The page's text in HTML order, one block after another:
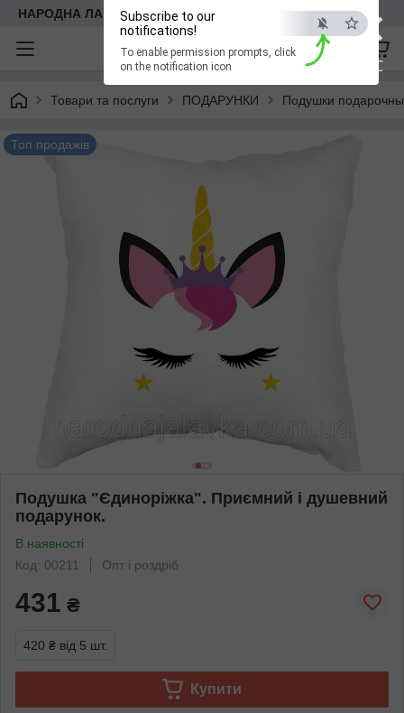
×
ESC
Subscribe to our
notifications!
To enable permission prompts, click
on the notification icon
НАРОДНА ЛАВКА
Товари та послуги ПОДАРУНКИ Подушки
Топ продажів
Подушка "Єдиноріжка". Приємний і душевний
подарунок.
В наявності
Код: 00211
Опт і роздріб
431 ₴
420 ₴ від 5 шт.
Купити